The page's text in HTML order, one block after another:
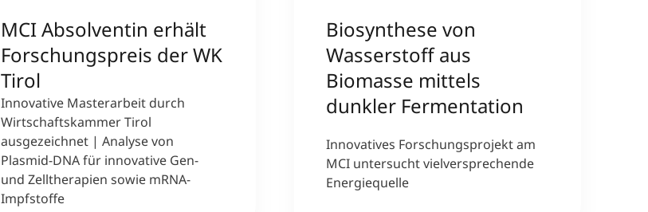
MCI Absolventin erhält
Forschungspreis der WK
Tirol
Innovative Masterarbeit durch
Wirtschaftskammer Tirol
ausgezeichnet | Analyse von
Plasmid-DNA für innovative Gen-
und Zelltherapien sowie mRNA-
Impfstoffe
Biosynthese von
Wasserstoff aus
Biomasse mittels
dunkler Fermentation
Innovatives Forschungsprojekt am
MCI untersucht vielversprechende
Energiequelle